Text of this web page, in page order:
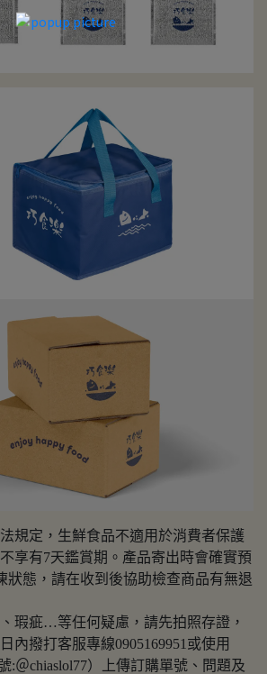
規定，生鮮食品不適用於消費者保護
享有7天鑑賞期。產品寄出時會確實預
狀態，請在收到後協助檢查商品有無退
瑕疵…等任何疑慮，請先拍照存證，
內撥打客服專線0905169951或使用
:＠chiaslol77）上傳訂購單號、問題及